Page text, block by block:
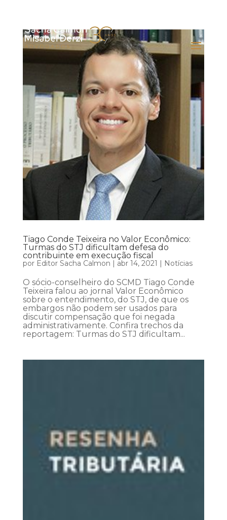
Tiago Conde Teixeira no Valor Econômico:
Turmas do STJ dificultam defesa do
contribuinte em execução fiscal
por Editor Sacha Calmon | abr 14, 2021 | Notícias
O sócio-conselheiro do SCMD Tiago Conde
Teixeira falou ao jornal Valor Econômico
sobre o entendimento, do STJ, de que os
embargos não podem ser usados para
discutir compensação que foi negada
administrativamente. Confira trechos da
reportagem: Turmas do STJ dificultam...